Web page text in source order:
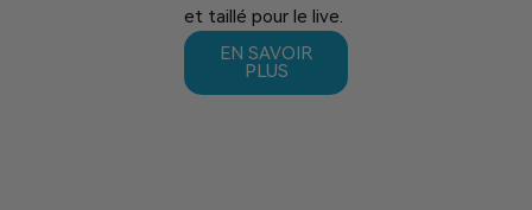
et taillé pour le live.
EN SAVOIR
PLUS